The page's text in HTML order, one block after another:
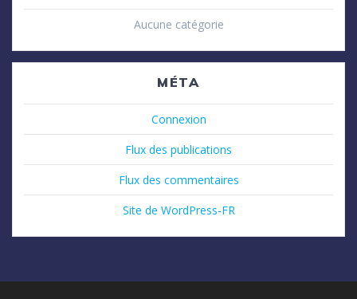
Aucune catégorie
MÉTA
Connexion
Flux des publications
Flux des commentaires
Site de WordPress-FR